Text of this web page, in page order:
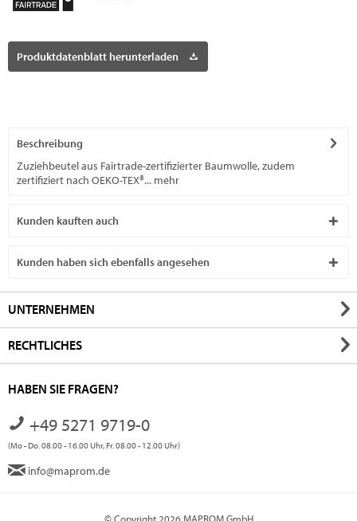
Produktdatenblatt herunterladen
Beschreibung
Zuziehbeutel aus Fairtrade-zertifizierter Baumwolle, zudem
zertifiziert nach OEKO-TEX®... mehr
Kunden kauften auch
Kunden haben sich ebenfalls angesehen
UNTERNEHMEN
RECHTLICHES
HABEN SIE FRAGEN?
+49 5271 9719-0
(Mo - Do. 08.00 - 16.00 Uhr, Fr. 08.00 - 12.00 Uhr)
info@maprom.de